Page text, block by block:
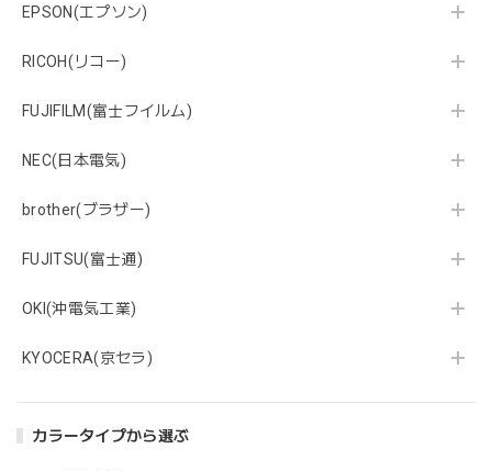
EPSON(エプソン)
RICOH(リコー)
FUJIFILM(富士フイルム)
NEC(日本電気)
brother(ブラザー)
FUJITSU(富士通)
OKI(沖電気工業)
KYOCERA(京セラ)
カラータイプから選ぶ